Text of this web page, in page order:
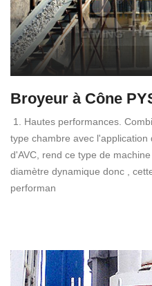
Broyeur à Cône
1. Hautes performances.
type chambre avec
d'AVC, rend ce type de
diamètre dynamique donc ,
performan